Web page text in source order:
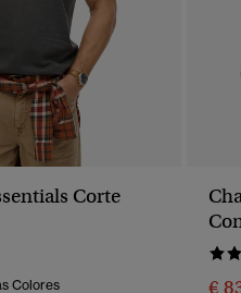
Corte
Colores €